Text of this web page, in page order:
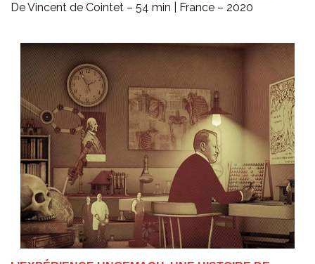
De Vincent de Cointet – 54 min | France – 2020